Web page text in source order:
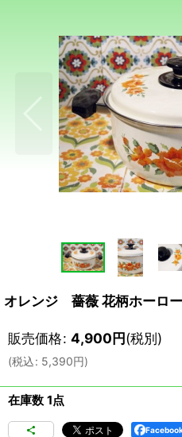
オレンジ 薔薇 花柄ホー
販売価格: 4,900円(税別)
(税込: 5,390円)
在庫数 1点